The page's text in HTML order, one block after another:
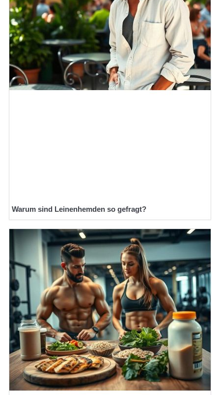
Warum sind Leinenhemden so gefragt?